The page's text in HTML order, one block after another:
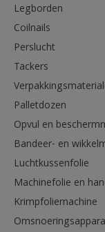
Legborden
Coilnails
Perslucht
Tackers
Palletdozen
Opvul en
Bandeer- en
Luchtkussenfolie
Machinefolie en
Krimpfoliemachine